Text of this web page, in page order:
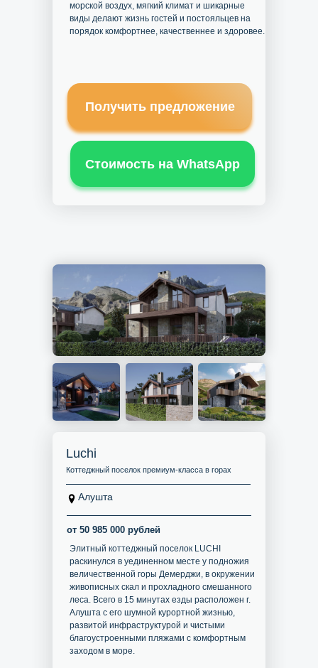
морской воздух, мягкий климат и шикарные
виды делают жизнь гостей и постояльцев на
порядок комфортнее, качественнее и здоровее.
Получить предложение
Стоимость на WhatsApp
Luchi
от 50 985 000 рублей
Коттеджный поселок премиум-класса в горах
Элитный коттеджный поселок LUCHI
раскинулся в уединенном месте у подножия
величественной горы Демерджи, в окружении
живописных скал и прохладного смешанного
леса. Всего в 15 минутах езды расположен г.
Алушта с его шумной курортной жизнью,
развитой инфраструктурой и чистыми
благоустроенными пляжами с комфортным
заходом в море.
Алушта